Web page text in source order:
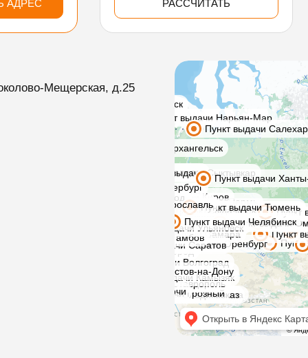
АДРЕС РАССЧИТАТЬ
Мещерская, д.25